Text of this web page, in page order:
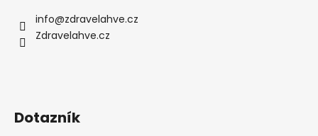
info@zdravelahve.cz
Zdravelahve.cz
Dotazník